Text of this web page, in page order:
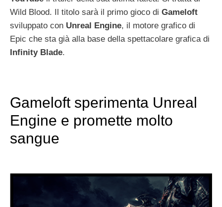
Wild Blood. Il titolo sarà il primo gioco di Gameloft
sviluppato con Unreal Engine, il motore grafico di
Epic che sta già alla base della spettacolare grafica di
Infinity Blade.
Gameloft sperimenta Unreal
Engine e promette molto
sangue